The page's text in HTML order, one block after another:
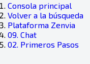
Consola principal
Volver a la búsqueda
Plataforma Zenvia
09. Chat
02. Primeros Pasos